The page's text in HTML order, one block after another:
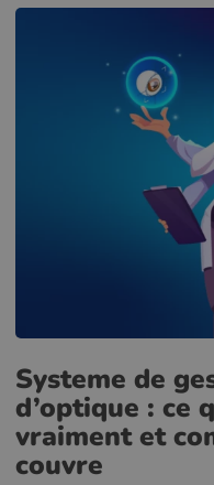
Systeme de
d’optique : ce
vraiment et
couvre